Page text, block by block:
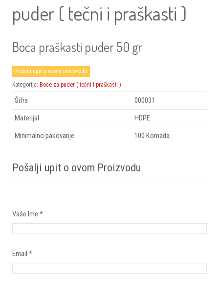
puder ( tečni i praškasti )
Boca praškasti puder 50 gr
Pošalji upit o ovom proizvodu
Kategorija: Boce za puder ( tečni i praškasti )
Šifra
000031
Materijal
HDPE
Minimalno pakovanje
100 Komada
Pošalji upit o ovom Proizvodu
Vaše Ime *
Email *